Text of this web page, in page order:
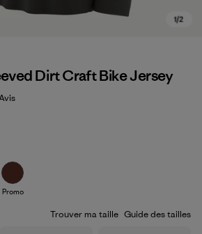
Dirt Craft Bike Jersey
/ 5
Promo
Trouver ma taille Guide des tailles